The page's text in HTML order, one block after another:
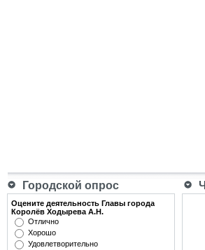
Городской опрос
Оцените деятельность Главы города
Королёв Ходырева А.Н.
Отлично
Хорошо
Удовлетворительно